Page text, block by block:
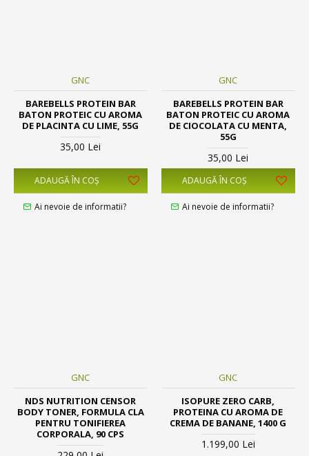
GNC
BAREBELLS PROTEIN BAR
BATON PROTEIC CU AROMA
DE PLACINTA CU LIME, 55G
35,00 Lei
ADAUGĂ ÎN COŞ
Ai nevoie de informatii?
GNC
BAREBELLS PROTEIN BAR
BATON PROTEIC CU AROMA
DE CIOCOLATA CU MENTA,
55G
35,00 Lei
ADAUGĂ ÎN COŞ
Ai nevoie de informatii?
GNC
NDS NUTRITION CENSOR
BODY TONER, FORMULA CLA
PENTRU TONIFIEREA
CORPORALA, 90 CPS
GNC
ISOPURE ZERO CARB,
PROTEINA CU AROMA DE
CREMA DE BANANE, 1400 G
1.199,00 Lei